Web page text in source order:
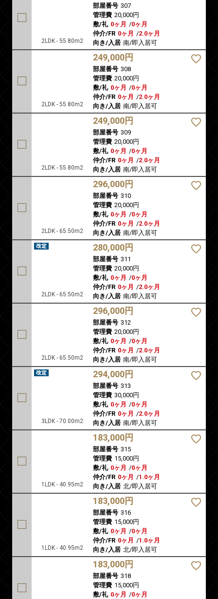
2LDK - 55.80m2
部屋番号 307
管理費 20,000円
敷/礼 0ヶ月 /0ヶ月
仲介/FR 0ヶ月 /2.0ヶ月
向き/入居 南/即入居可
2LDK - 55.80m2
249,000円
部屋番号 308
管理費 20,000円
敷/礼 0ヶ月 /0ヶ月
仲介/FR 0ヶ月 /2.0ヶ月
向き/入居 南/即入居可
2LDK - 55.80m2
249,000円
部屋番号 309
管理費 20,000円
敷/礼 0ヶ月 /0ヶ月
仲介/FR 0ヶ月 /2.0ヶ月
向き/入居 南/即入居可
2LDK - 65.50m2
296,000円
部屋番号 310
管理費 20,000円
敷/礼 0ヶ月 /0ヶ月
仲介/FR 0ヶ月 /2.0ヶ月
向き/入居 南/即入居可
2LDK - 65.50m2
280,000円
部屋番号 311
管理費 20,000円
敷/礼 0ヶ月 /0ヶ月
仲介/FR 0ヶ月 /2.0ヶ月
向き/入居 南/即入居可
2LDK - 65.50m2
296,000円
部屋番号 312
管理費 20,000円
敷/礼 0ヶ月 /0ヶ月
仲介/FR 0ヶ月 /2.0ヶ月
向き/入居 南/即入居可
3LDK - 70.00m2
294,000円
部屋番号 313
管理費 30,000円
敷/礼 0ヶ月 /0ヶ月
仲介/FR 0ヶ月 /2.0ヶ月
向き/入居 南/即入居可
1LDK - 40.95m2
183,000円
部屋番号 315
管理費 15,000円
敷/礼 0ヶ月 /0ヶ月
仲介/FR 0ヶ月 /1.0ヶ月
向き/入居 北/即入居可
1LDK - 40.95m2
183,000円
部屋番号 316
管理費 15,000円
敷/礼 0ヶ月 /0ヶ月
仲介/FR 0ヶ月 /1.0ヶ月
向き/入居 北/即入居可
183,000円
部屋番号 318
管理費 15,000円
敷/礼 0ヶ月 /0ヶ月